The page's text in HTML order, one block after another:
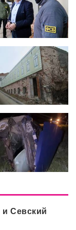
Севский